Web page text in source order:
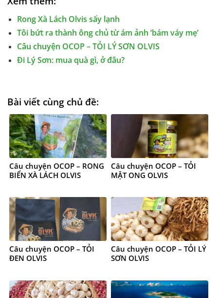
Rong Xà Lách Olvis sấy lạnh
Tôi bứt ra thành ông chủ từ ám ảnh ‘bám váy mẹ’
Câu chuyện OCOP – TỎI LÝ SƠN OLVIS
Đi Lý Sơn: mua quà gì, ở đâu?
Bài viết cùng chủ đề:
Câu chuyện OCOP – RONG
BIỂN XÀ LÁCH OLVIS
Câu chuyện OCOP – TỎI
MẬT ONG OLVIS
Câu chuyện OCOP – TỎI
ĐEN OLVIS
Câu chuyện OCOP – TỎI LÝ
SƠN OLVIS